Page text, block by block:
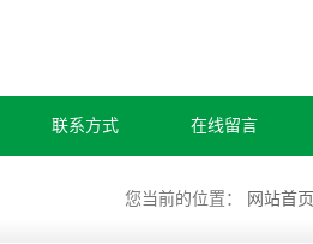
联系方式 在线留言
您当前的位置： 网站首页